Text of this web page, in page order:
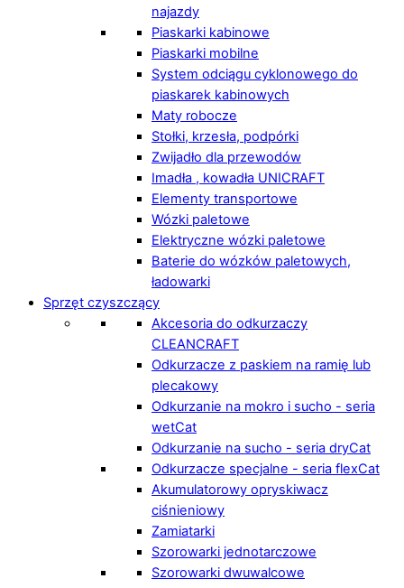
najazdy
Piaskarki kabinowe
Piaskarki mobilne
System odciągu cyklonowego do
piaskarek kabinowych
Maty robocze
Stołki, krzesła, podpórki
Zwijadło dla przewodów
Imadła , kowadła UNICRAFT
Elementy transportowe
Wózki paletowe
Elektryczne wózki paletowe
Baterie do wózków paletowych,
ładowarki
Sprzęt czyszczący
Akcesoria do odkurzaczy
CLEANCRAFT
Odkurzacze z paskiem na ramię lub
plecakowy
Odkurzanie na mokro i sucho - seria
wetCat
Odkurzanie na sucho - seria dryCat
Odkurzacze specjalne - seria flexCat
Akumulatorowy opryskiwacz
ciśnieniowy
Zamiatarki
Szorowarki jednotarczowe
Szorowarki dwuwalcowe